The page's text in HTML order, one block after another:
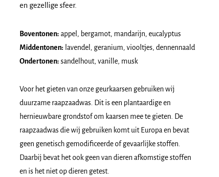
en gezellige sfeer.
Boventonen: appel, bergamot, mandarijn, eucalyptus
Middentonen: lavendel, geranium, viooltjes, dennennaald
Ondertonen: sandelhout, vanille, musk
Voor het gieten van onze geurkaarsen gebruiken wij
duurzame raapzaadwas. Dit is een plantaardige en
hernieuwbare grondstof om kaarsen mee te gieten. De
raapzaadwas die wij gebruiken komt uit Europa en bevat
geen genetisch gemodificeerde of gevaarlijke stoffen.
Daarbij bevat het ook geen van dieren afkomstige stoffen
en is het niet op dieren getest.